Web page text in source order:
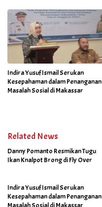
Indira Yusuf Ismail Serukan
Kesepahaman dalam Penanganan
Masalah Sosial di Makassar
Related News
Danny Pomanto Resmikan Tugu
Ikan Knalpot Brong di Fly Over
Indira Yusuf Ismail Serukan
Kesepahaman dalam Penanganan